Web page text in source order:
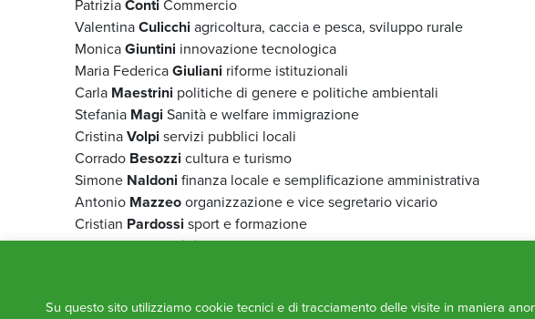
PatriziaConti Commercio
ValentinaCulicchi agricoltura, caccia e pesca, sviluppo rurale
MonicaGiuntini innovazione tecnologica
Maria FedericaGiuliani riforme istituzionali
Carla Maestrini politiche di genere e politiche ambientali
Stefania Magi Sanità e welfare immigrazione
CristinaVolpi servizi pubblici locali
Corrado Besozzi cultura e turismo
Simone Naldoni finanza locale e semplificazione amministrativa
Antonio Mazzeoorganizzazione e vice segretario vicario
Cristian Pardossi sport e formazione
RiccardoNocentiniscuola e attuazione del programma
Carmine Zappacostainfrastrutture, trasporti, urbanistica ed energia
Su questo sito utilizziamo cookie tecnici e di tracciamento delle visite in maniera